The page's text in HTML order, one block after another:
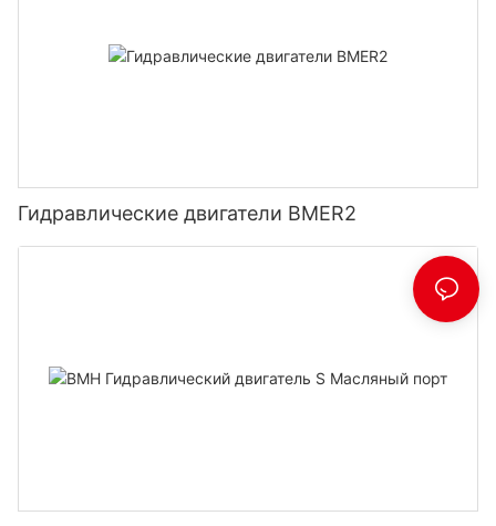
Гидравлические двигатели BMER2